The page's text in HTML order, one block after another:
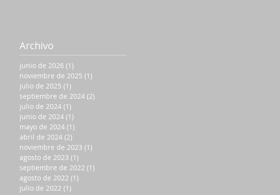
Archivo
junio de 2026 (1)
noviembre de 2025 (1)
julio de 2025 (1)
septiembre de 2024 (2)
julio de 2024 (1)
junio de 2024 (1)
mayo de 2024 (1)
abril de 2024 (2)
noviembre de 2023 (1)
agosto de 2023 (1)
septiembre de 2022 (1)
agosto de 2022 (1)
julio de 2022 (1)